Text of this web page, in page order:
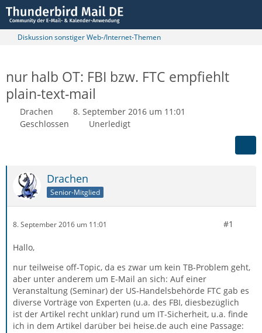
Diskussion sonstiger Web-/Internet-Themen
nur halb OT: FBI bzw. FTC empfiehlt
plain-text-mail
Drachen
8. September 2016 um 11:01
Geschlossen
Unerledigt
Drachen
Senior-Mitglied
8. September 2016 um 11:01 #1
Hallo,
nur teilweise off-Topic, da es zwar um kein TB-Problem geht,
aber unter anderem um E-Mail an sich: Auf einer
Veranstaltung (Seminar) der US-Handelsbehörde FTC gab es
diverse Vorträge von Experten (u.a. des FBI, diesbezüglich
ist der Artikel recht unklar) rund um IT-Sicherheit, u.a. finde
ich in dem Artikel darüber bei heise.de auch eine Passage: